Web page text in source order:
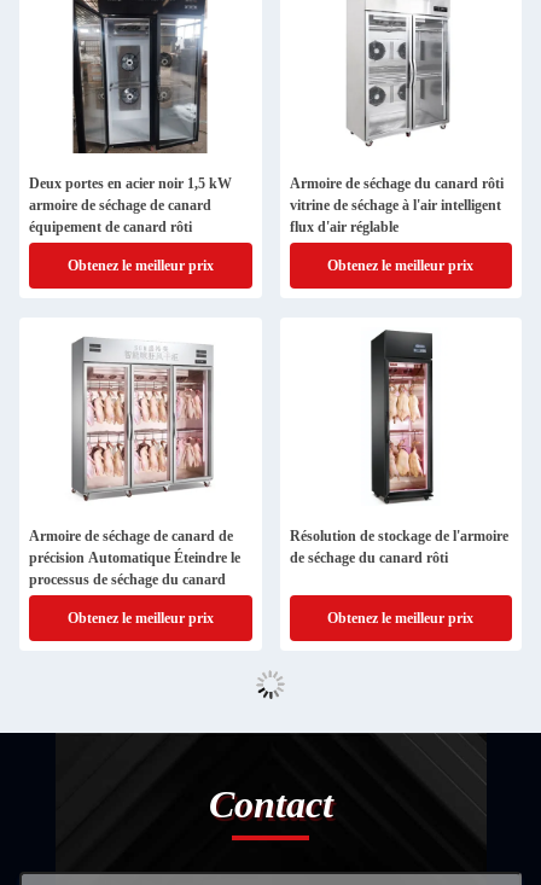
Deux portes en acier noir 1,5 kW
armoire de séchage de canard
équipement de canard rôti
Obtenez le meilleur prix
Armoire de séchage du canard rôti
vitrine de séchage à l'air intelligent
flux d'air réglable
Obtenez le meilleur prix
Armoire de séchage de canard de
précision Automatique Éteindre le
processus de séchage du canard
Obtenez le meilleur prix
Résolution de stockage de l'armoire
de séchage du canard rôti
Obtenez le meilleur prix
Contact